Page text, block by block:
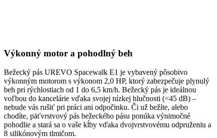
Výkonný motor a pohodlný beh
Bežecký pás UREVO Spacewalk E1 je vybavený pôsobivo
výkonným motorom s výkonom 2,0 HP, ktorý zabezpečuje plynulý
beh pri rýchlostiach od 1 do 6,5 km/h. Bežecký pás je ideálnou
voľbou do kancelárie vďaka svojej nízkej hlučnosti (<45 dB) –
nebude vás rušiť pri práci ani odpočinku. Či už bežíte, alebo
chodíte, päťvrstvový pás bežeckého pásu ponúka výnimočné
pohodlie a stará sa o vaše kĺby vďaka dvojvrstvovému odpruženiu a
8 silikónovým tlmičom.